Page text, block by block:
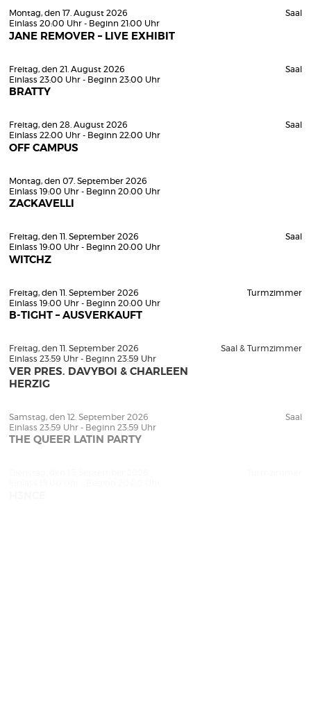
Montag, den 17. August 2026
Einlass 20:00 Uhr - Beginn 21:00 Uhr
JANE REMOVER – LIVE EXHIBIT
Saal
Freitag, den 21. August 2026
Einlass 23:00 Uhr - Beginn 23:00 Uhr
BRATTY
Saal
Freitag, den 28. August 2026
Einlass 22:00 Uhr - Beginn 22:00 Uhr
OFF CAMPUS
Saal
Montag, den 07. September 2026
Einlass 19:00 Uhr - Beginn 20:00 Uhr
ZACKAVELLI
Freitag, den 11. September 2026
Einlass 19:00 Uhr - Beginn 20:00 Uhr
WITCHZ
Saal
Freitag, den 11. September 2026
Einlass 19:00 Uhr - Beginn 20:00 Uhr
B-TIGHT – AUSVERKAUFT
Turmzimmer
Freitag, den 11. September 2026
Einlass 23:59 Uhr - Beginn 23:59 Uhr
VER PRES. DAVYBOI & CHARLEEN
HERZIG
Saal & Turmzimmer
Samstag, den 12. September 2026
Einlass 23:59 Uhr - Beginn 23:59 Uhr
THE QUEER LATIN PARTY
Saal